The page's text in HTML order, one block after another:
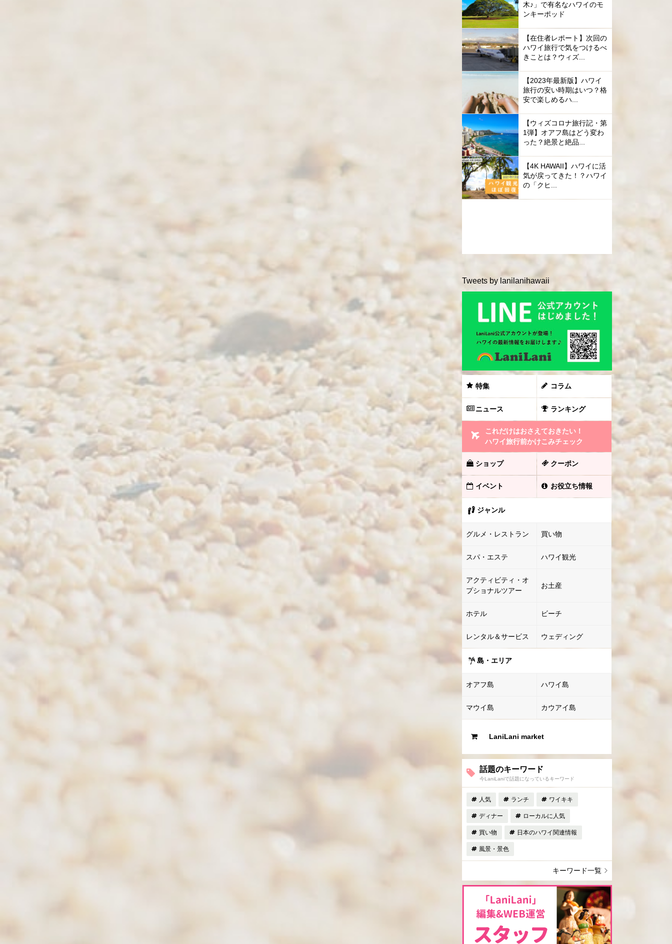
木♪」で有名なハワイのモ
ンキーポッド
【在住者レポート】次回の
ハワイ旅行で気をつけるべ
きことは？ウィズ...
【2023年最新版】ハワイ
旅行の安い時期はいつ？格
安で楽しめるハ...
【ウィズコロナ旅行記・第
1弾】オアフ島はどう変わ
った？絶景と絶品...
【4K HAWAII】ハワイに活
気が戻ってきた！？ハワイ
の「クヒ...
Tweets by lanilanihawaii
特集 コラム
ニュース ランキング
これだけはおさえておきたい！
ハワイ旅行前かけこみチェック
ショップ クーポン
イベント お役立ち情報
ジャンル
グルメ・レストラン 買い物
スパ・エステ ハワイ観光
アクティビティ・オ
プショナルツアー
お土産
ホテル ビーチ
レンタル＆サービス ウェディング
島・エリア
オアフ島 ハワイ島
マウイ島 カウアイ島
LaniLani market
話題のキーワード
今LaniLaniで話題になっているキーワード
人気 ランチ ワイキキ
ディナー ローカルに人気
買い物 日本のハワイ関連情報
風景・景色
キーワード一覧